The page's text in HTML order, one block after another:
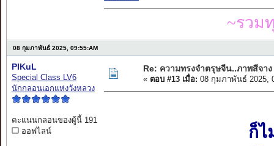
~รวม
08 กุมภาพันธ์ 2025, 09:55:AM
PIKuL
Special Class LV6
นักกลอนเอกแห่งวังหลวง
คะแนนกลอนของผู้นี้ 191
ออฟไลน์
Re: ความทรงจำตรุษจีน..ภาพสีจาง
« ตอบ #13 เมื่อ: 08 กุมภาพันธ์ 2025,
ก็ไ